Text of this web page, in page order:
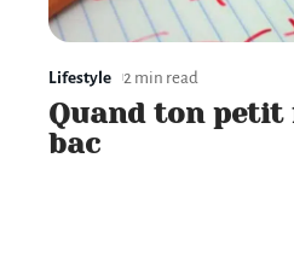
Lifestyle 2 min read
Quand ton petit
bac